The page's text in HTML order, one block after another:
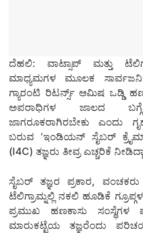
ದೆಹಲಿ: ವಾಟ್ಸಾಪ್ ಮತ್ತು
ಮಾಧ್ಯಮಗಳ ಮೂಲಕ
ಗ್ಯಾರಂಟಿ ರಿಟರ್ನ್ಸ್ ಆಮಿಷ ಒಡ್ಡಿ
ಅಪರಾಧಿಗಳ ಜಾಲದ
ಜಾಗರೂಕರಾಗಿರಬೇಕು
ಬರುವ ‘ಇಂಡಿಯನ್ ಸೈಬರ್
(I4C) ತಜ್ಞರು ತೀವ್ರ ಎಚ್ಚರಿಕೆ
ಸೈಬರ್ ತಜ್ಞರ ಪ್ರಕಾರ,
ಟೆಲಿಗ್ರಾಮ್ನಲ್ಲಿ ನಕಲಿ ಹೂಡಿಕೆ
ಪ್ರಮುಖ ಹಣಕಾಸು ಸಂಸ್ಥೆಗಳ
ಮಾರುಕಟ್ಟೆಯ ತಜ್ಞರೆಂದು